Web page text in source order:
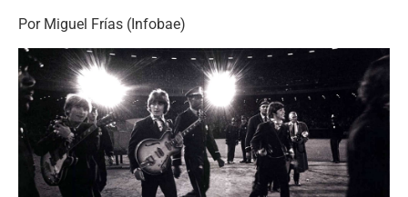
Por Miguel Frías (Infobae)